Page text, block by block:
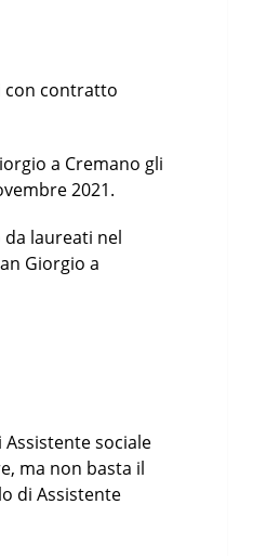
con contratto
a Cremano gli
2021.
laureati nel
Giorgio a
sociale
ma non basta il
di Assistente